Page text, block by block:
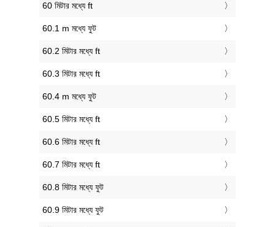
60 মিটার মধ্যে ft
60.1 m মধ্যে ফুট
60.2 মিটার মধ্যে ft
60.3 মিটার মধ্যে ft
60.4 m মধ্যে ফুট
60.5 মিটার মধ্যে ft
60.6 মিটার মধ্যে ft
60.7 মিটার মধ্যে ft
60.8 মিটার মধ্যে ফুট
60.9 মিটার মধ্যে ফুট